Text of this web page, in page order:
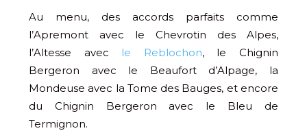
Au menu, des accords parfaits comme
l’Apremont avec le Chevrotin des Alpes,
l’Altesse avec le Reblochon, le Chignin
Bergeron avec le Beaufort d’Alpage, la
Mondeuse avec la Tome des Bauges, et encore
du Chignin Bergeron avec le Bleu de
Termignon.